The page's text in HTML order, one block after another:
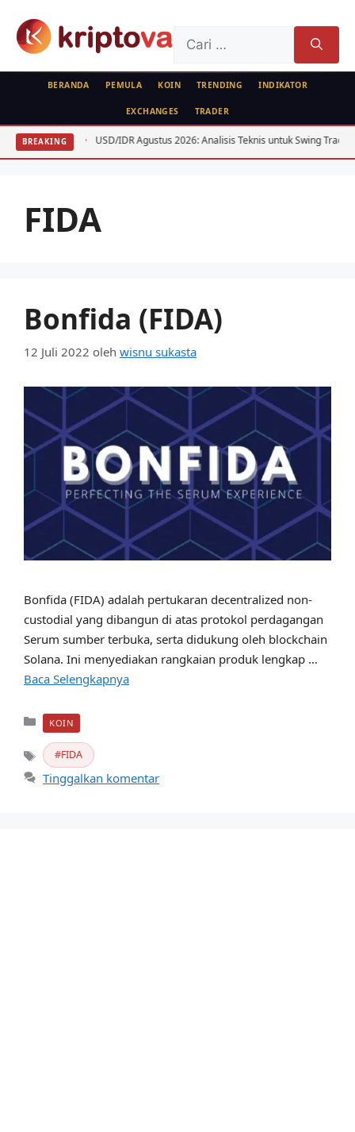
untuk:
BERANDA PEMULA KOIN TRENDING INDIKATOR
EXCHANGES TRADER
BREAKING
ETH USD/IDR Agustus 2026: Analisis Teknis untuk Swing Trader
FIDA
Bonfida (FIDA)
12 Juli 2022 oleh wisnu sukasta
Bonfida (FIDA) adalah pertukaran decentralized non-
custodial yang dibangun di atas protokol perdagangan
Serum sumber terbuka, serta didukung oleh blockchain
Solana. Ini menyediakan rangkaian produk lengkap …
Baca Selengkapnya
Kategori
KOIN
Tag FIDA
Tinggalkan komentar